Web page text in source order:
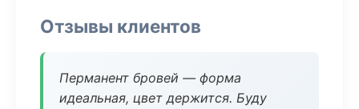
Отзывы клиентов
Перманент бровей — форма
идеальная, цвет держится. Буду